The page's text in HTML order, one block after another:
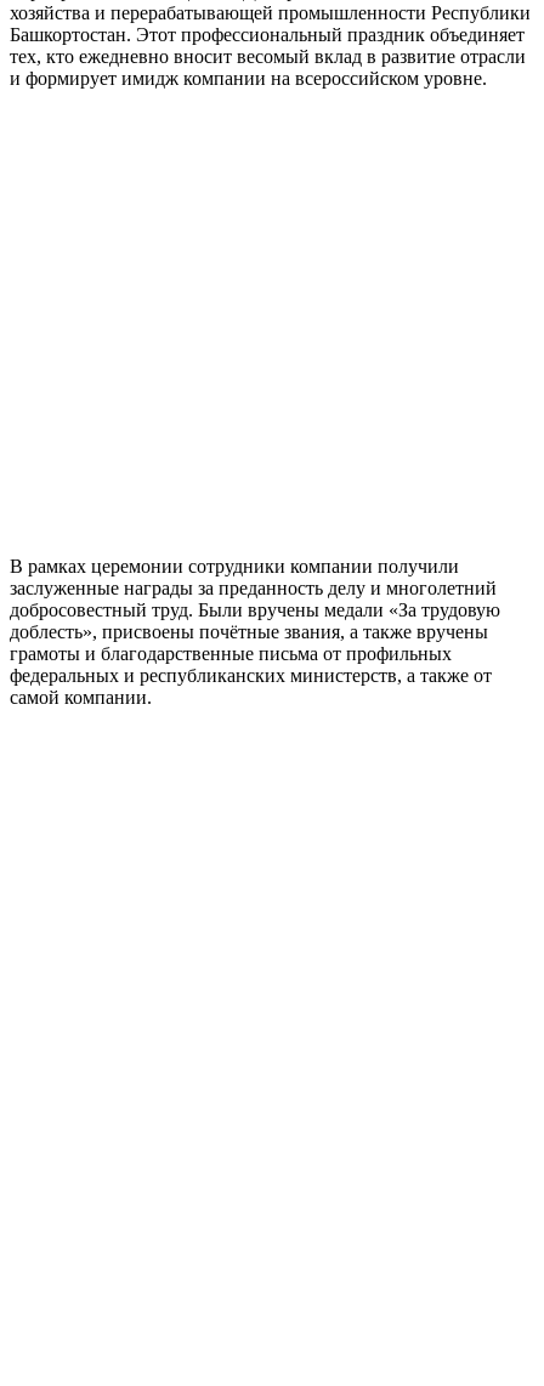
хозяйства и перерабатывающей промышленности Республики
Башкортостан. Этот профессиональный праздник объединяет
тех, кто ежедневно вносит весомый вклад в развитие отрасли
и формирует имидж компании на всероссийском уровне.
В рамках церемонии сотрудники компании получили
заслуженные награды за преданность делу и многолетний
добросовестный труд. Были вручены медали «За трудовую
доблесть», присвоены почётные звания, а также вручены
грамоты и благодарственные письма от профильных
федеральных и республиканских министерств, а также от
самой компании.